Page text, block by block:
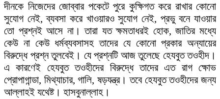
দীনকে নিজেদের জোব্বার পকেটে পুরে কুক্ষিগত করে রাখার কোনো
সুযোগ নেই, ব্যবসা করে খাওয়ারও সুযোগ নেই, প্রভু বনে যাওয়ার
তো প্রশ্নই আসে না। তারা যত ক্ষমতাধরই হোক, জাতির মধ্যে
কেউ না কেউ ধর্মব্যবসাসহ তাদের যে কোনো প্রকার অন্যায়ের
বিরুদ্ধে প্রশ্ন তুলবেই। যে প্রশ্নটি আজ তুলেছে হেযবুত তওহীদ।
এ কারণেই হেযবুত তওহীদের বিরুদ্ধে তাদের এত রাগ ক্ষোভ
প্রোপাগান্ডা, মিথ্যাচার, গালি, ষড়যন্ত্র। তবে হেযবুত তওহীদের জন্য
আল্লাহই যথেষ্ট। হাসবুনাল্লাহ।